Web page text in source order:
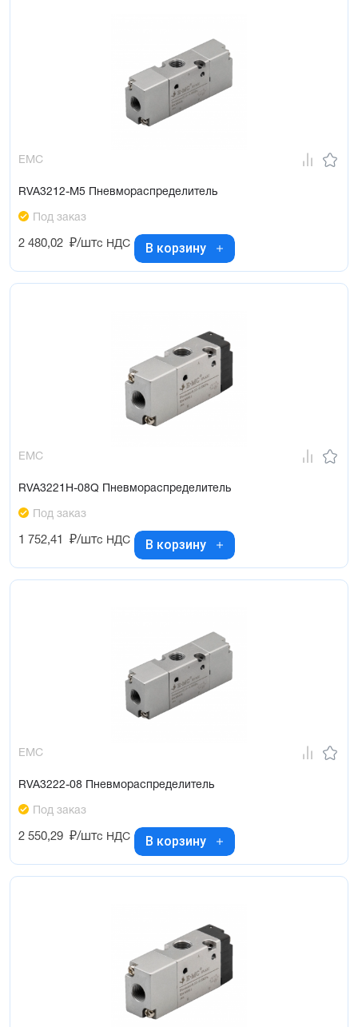
EMC
RVA3212-M5 Пневмораспределитель
Под заказ
2 480,02 ₽/штс НДС В корзину
EMC
RVA3221H-08Q Пневмораспределитель
Под заказ
1 752,41 ₽/штс НДС В корзину
EMC
RVA3222-08 Пневмораспределитель
Под заказ
2 550,29 ₽/штс НДС В корзину